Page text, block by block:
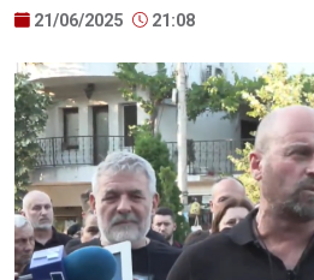
21/06/2025 21:08